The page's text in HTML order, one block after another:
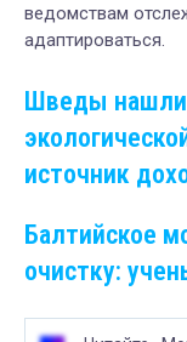
ведомствам
адаптироваться.
Шведы нашли
источник
Балтийское
очистку: